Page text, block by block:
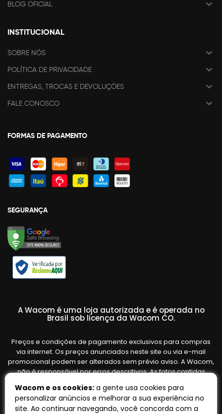
BLOG OFICIAL
INSTITUCIONAL
SOBRE NÓS
POLÍTICA DE PRIVACIDADE
ENTREGAS, TROCAS E DEVOLUÇÕES
FALE CONOSCO
FORMAS DE PAGAMENTO
SEGURANÇA
A Wacom é uma loja autorizada e é operada no
Brasil sob licença da Wacom CO.
Preços e condições de pagamento exclusivos para compras
via internet. Os preços anunciados neste site ou via e-mail
promocional podem ser alterados sem prévio aviso. A Wacom,
não é responsável por erros descritivos. As fotos contidas
variar de acordo com o fornecedor/lote do fabricante. Ofertas
válidas até o término de nossos estoques. Vendas sujeitas à
análise e confirmação de dados.
Wacom e os cookies: a gente usa cookies para
personalizar anúncios e melhorar a sua experiência no
site. Ao continuar navegando, você concorda com a